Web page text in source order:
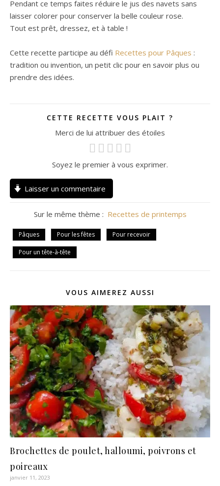
Pendant ce temps faites réduire le jus des navets sans
laisser colorer pour conserver la belle couleur rose.
Tout est prêt, dressez, et à table !
Cette recette participe au défi Recettes pour Pâques :
tradition ou invention, un petit clic pour en savoir plus ou
prendre des idées.
CETTE RECETTE VOUS PLAIT ?
Merci de lui attribuer des étoiles
Soyez le premier à vous exprimer.
Laisser un commentaire
Sur le même thème : Recettes de printemps
Pâques Pour les fêtes Pour recevoir
Pour un tête-à-tête
VOUS AIMEREZ AUSSI
Brochettes de poulet, halloumi, poivrons et
poireaux
janvier 11, 2023